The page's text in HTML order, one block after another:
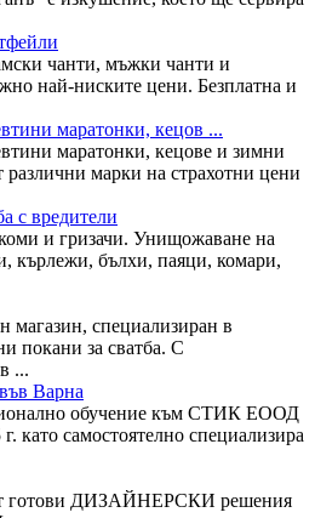
чанти, мъжки чанти и
най-ниските цени. Безплатна и
маратонки, кецов ...
маратонки, кецове и зимни
различни марки на страхотни цени
с вредители
и гризачи. Унищожаване на
кърлежи, бълхи, паяци, комари,
магазин, специализиран в
покани за сватба. С
...
Варна
обучение към СТИК ЕООД
като самостоятелно специализира
готови ДИЗАЙНЕРСКИ решения